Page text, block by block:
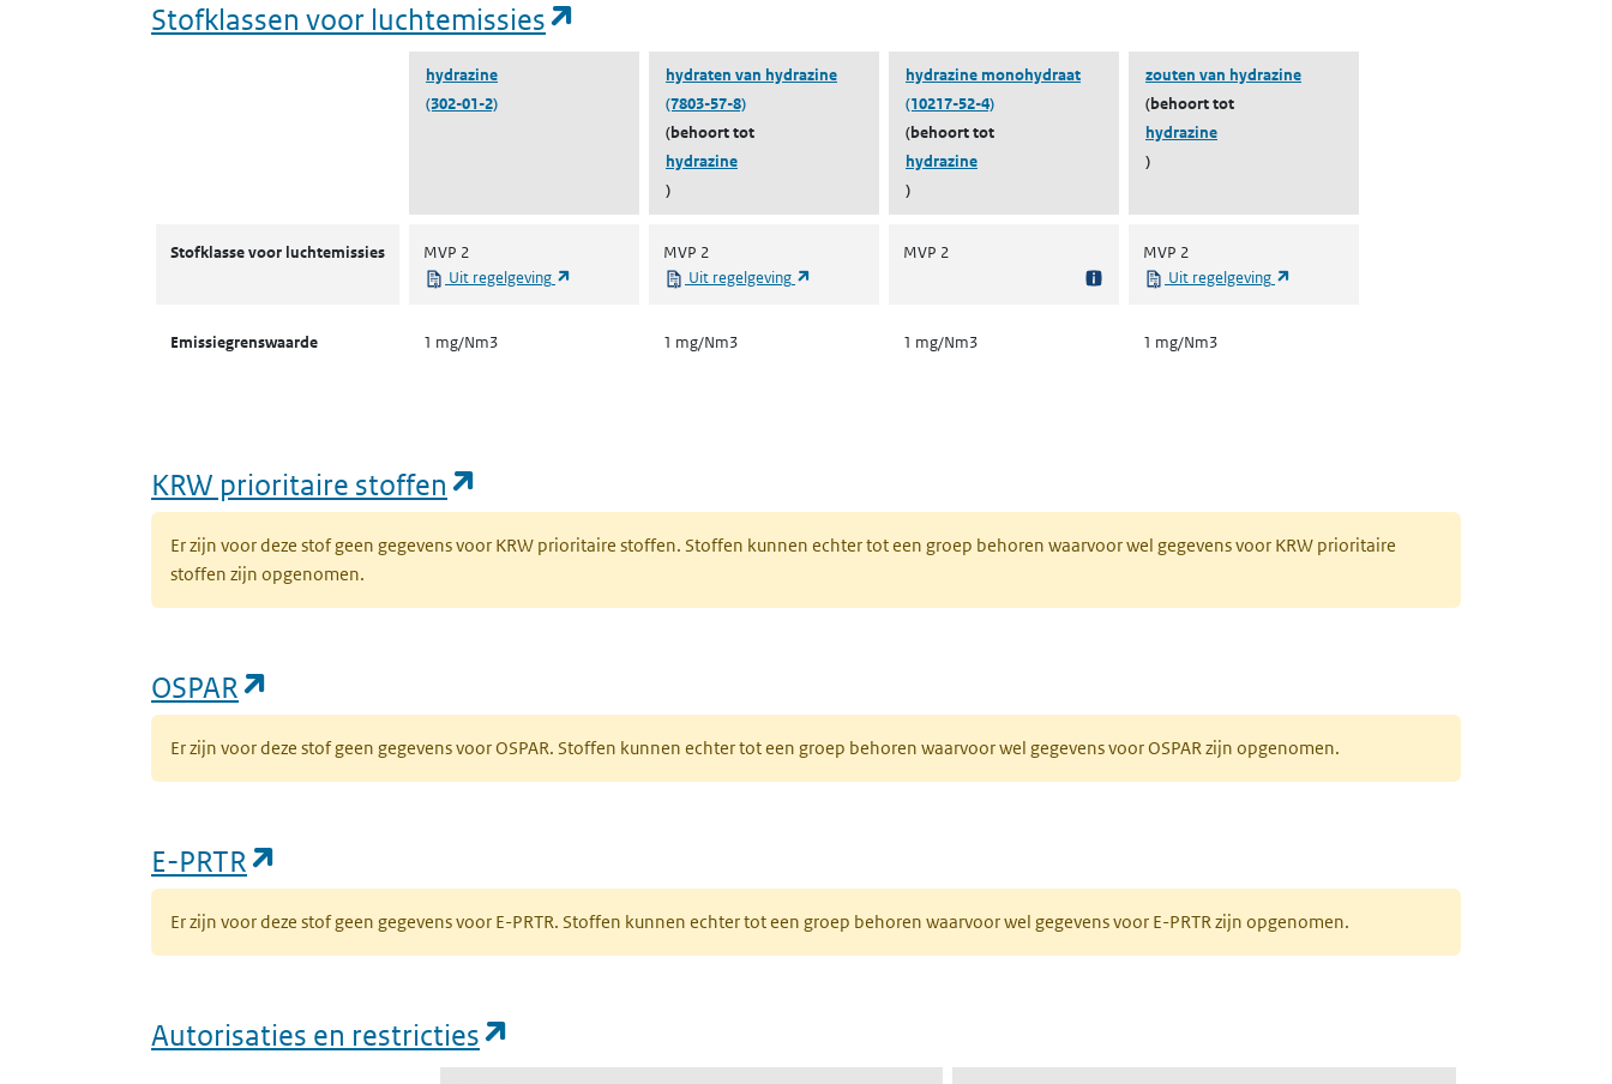
Stofklassen voor luchtemissies
hydrazine
(302-01-2)
hydraten van hydrazine
(7803-57-8)
(behoort tot
hydrazine
)
hydrazine monohydraat
(10217-52-4)
(behoort tot
hydrazine
)
zouten van hydrazine
(behoort tot
hydrazine
)
Stofklasse voor luchtemissies
MVP 2
Uit regelgeving
(opent in een nieuw tabblad)
MVP 2
Uit regelgeving
MVP 2
MVP 2
Uit regelgeving
Emissiegrenswaarde 1 mg/Nm3 1 mg/Nm3 1 mg/Nm3 1 mg/Nm3
KRW prioritaire stoffen
Er zijn voor deze stof geen gegevens voor KRW prioritaire stoffen. Stoffen kunnen echter tot een groep behoren waarvoor wel gegevens voor KRW prioritaire
stoffen zijn opgenomen.
OSPAR
Er zijn voor deze stof geen gegevens voor OSPAR. Stoffen kunnen echter tot een groep behoren waarvoor wel gegevens voor OSPAR zijn opgenomen.
E-PRTR
Er zijn voor deze stof geen gegevens voor E-PRTR. Stoffen kunnen echter tot een groep behoren waarvoor wel gegevens voor E-PRTR zijn opgenomen.
Autorisaties en restricties